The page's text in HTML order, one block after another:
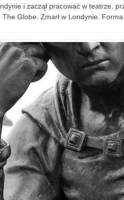
i zaczął pracować w teatrze,
The Globe. Zmarł w Londynie.